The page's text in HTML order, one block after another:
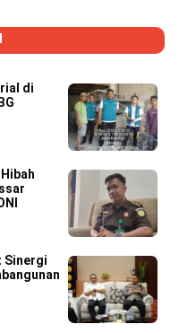
di
Sinergi